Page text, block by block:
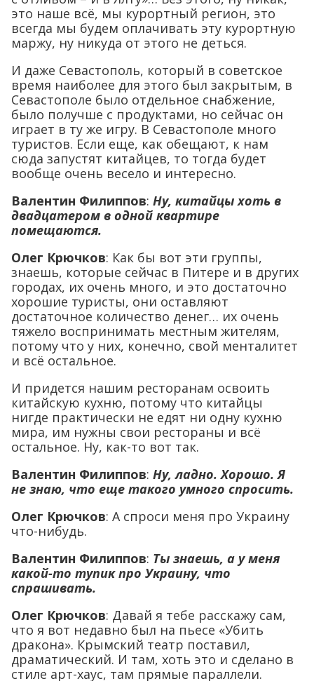
это наше всё, мы курортный регион, это
всегда мы будем оплачивать эту курортную
маржу, ну никуда от этого не деться.
И даже Севастополь, который в советское
время наиболее для этого был закрытым, в
Севастополе было отдельное снабжение,
было получше с продуктами, но сейчас он
играет в ту же игру. В Севастополе много
туристов. Если еще, как обещают, к нам
сюда запустят китайцев, то тогда будет
вообще очень весело и интересно.
Валентин Филиппов: Ну, китайцы хоть в
двадцатером в одной квартире
помещаются.
Олег Крючков: Как бы вот эти группы,
знаешь, которые сейчас в Питере и в других
городах, их очень много, и это достаточно
хорошие туристы, они оставляют
достаточное количество денег… их очень
тяжело воспринимать местным жителям,
потому что у них, конечно, свой менталитет
и всё остальное.
И придется нашим ресторанам освоить
китайскую кухню, потому что китайцы
нигде практически не едят ни одну кухню
мира, им нужны свои рестораны и всё
остальное. Ну, как-то вот так.
Валентин Филиппов: Ну, ладно. Хорошо. Я
не знаю, что еще такого умного спросить.
Олег Крючков: А спроси меня про Украину
что-нибудь.
Валентин Филиппов: Ты знаешь, а у меня
какой-то тупик про Украину, что
спрашивать.
Олег Крючков: Давай я тебе расскажу сам,
что я вот недавно был на пьесе «Убить
дракона». Крымский театр поставил,
драматический. И там, хоть это и сделано в
стиле арт-хаус, там прямые параллели.